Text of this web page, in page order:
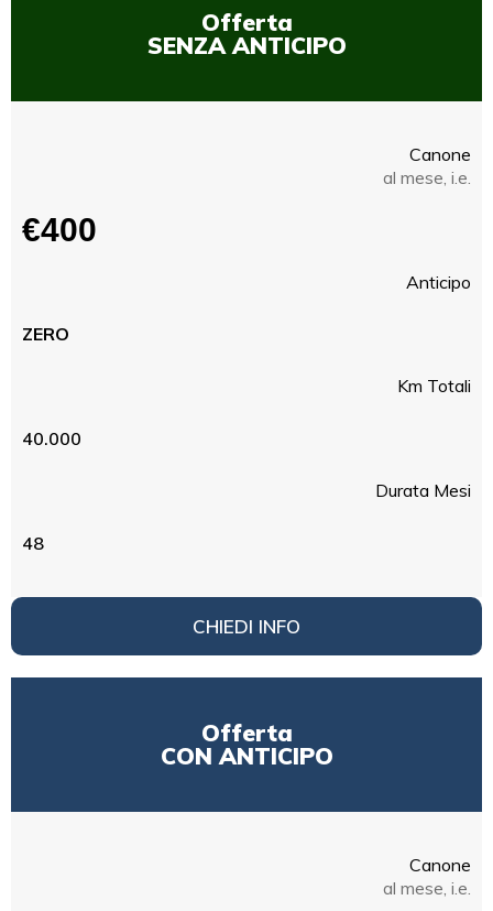
Offerta
SENZA ANTICIPO
Canone
al mese, i.e.
€400
Anticipo
ZERO
Km Totali
40.000
Durata Mesi
48
CHIEDI INFO
Offerta
CON ANTICIPO
Canone
al mese, i.e.